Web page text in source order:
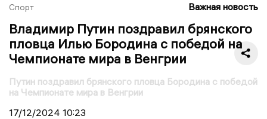
Спорт Важная новость
Владимир Путин поздравил брянского
пловца Илью Бородина с победой на
Чемпионате мира в Венгрии
Путин поздравил брянского пловца Бородина с победой
на Чемпионате мира в Венгрии
17/12/2024 10:23